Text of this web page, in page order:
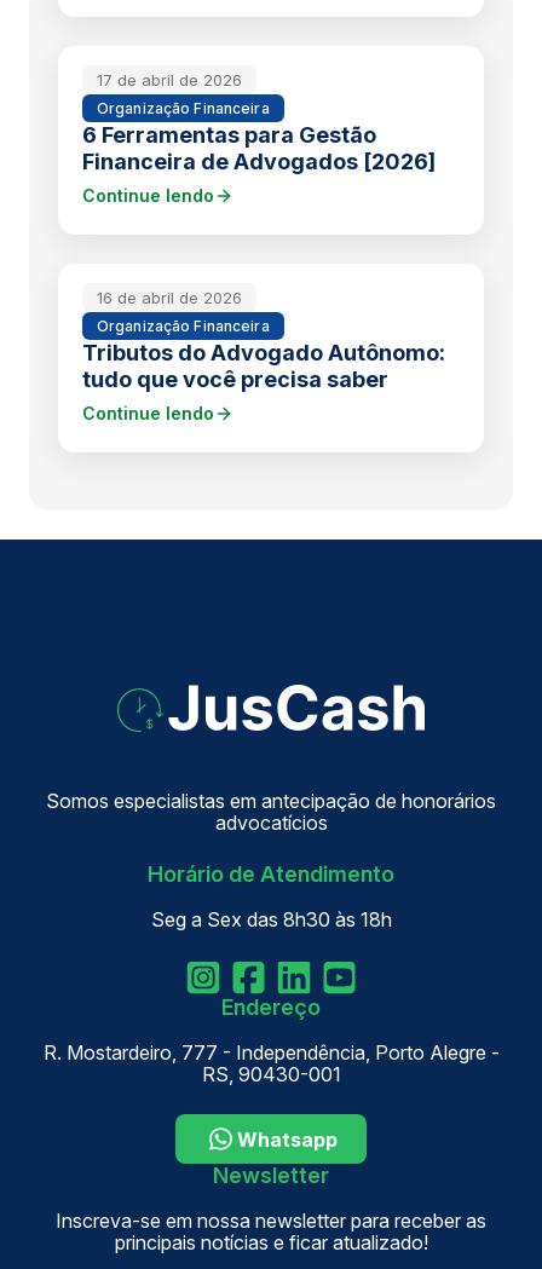
17 de abril de 2026
Organização Financeira
6 Ferramentas para Gestão
Financeira de Advogados [2026]
Continue lendo
16 de abril de 2026
Organização Financeira
Tributos do Advogado Autônomo:
tudo que você precisa saber
Continue lendo
Somos especialistas em antecipação de honorários
advocatícios
Horário de Atendimento
Seg a Sex das 8h30 às 18h
Endereço
R. Mostardeiro, 777 - Independência, Porto Alegre -
RS, 90430-001
Whatsapp
Newsletter
Inscreva-se em nossa newsletter para receber as
principais notícias e ficar atualizado!